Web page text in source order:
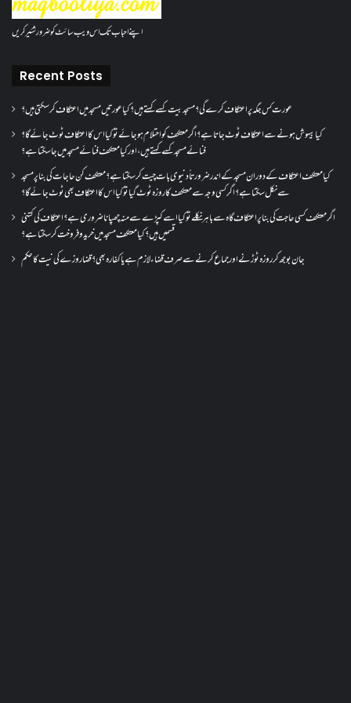
اپنے احباب تک اس ویب سائٹ کو ضرور شئیر کریں
Recent Posts
عورت کس جگہ پر اعتکاف کرے گی؟مسجد بیت کسے کہتے ہیں؟کیا عورتیں مسجد میں اعتکاف کر سکتی ہیں؟
کیا بیہوش ہونے سے اعتکاف ٹوٹ جاتا ہے؟ اگر معتکف کو احتلام ہو جائے تو کیا اس کا اعتکاف ٹوٹ جائے گا؟
فنائے مسجد کسے کہتے ہیں ، اور کیا معتکف فنائے مسجد میں جا سکتا ہے؟
کیا معتکف اعتکاف کے دوران مسجد کے اندر ضرورتاً دنیوی بات چیت کر سکتا ہے؟معتکف کن حاجات کی بنا پر مسجد
سے نکل سکتا ہے؟ اگر کسی وجہ سے معتکف کا روزہ ٹوٹ گیا تو کیا اس کا اعتکاف بھی ٹوٹ جائے گا؟
اگر معتکف کسی حاجت کی بنا پر اعتکاف گاہ سے باہر نکلے تو کیا اسے کپڑے سے منہ چھپانا ضروری ہے؟اعتکاف کی کتنی
قسمیں ہیں؟کیا معتکف مسجد میں خرید و فروخت کر سکتا ہے؟
جان بوجھ کر روزہ ٹوڑنے اور جماع کرنے سے صرف قضاء لازم ہے یا کفارہ بھی؟ قضا روزے کی نیت کا حکم